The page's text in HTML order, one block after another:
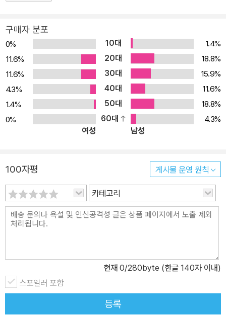
기술 흐름을 놓치지 않도록 구성된 것이 이 책의 가장 큰 장점이다. 》
셋, 혼자서도 끝까지 완주할 수 있는 풀패키지 학습 지원! 모든 예제는
최신 버전의 스프링 부트 3.5.0을 기준으로 작성되었고, 실습 소스는
한빛미디어 홈페이지와 깃허브를 통해 제공된다. 저자의 유튜브 강의
는 각 장별 실습 흐름을 상세히 설명해 주며, 실습 중 막히는 부분은
깃허브 Q&A에서 질문하고 해결할 수 있다. 혼자 공부하는 독자도 끝
까지 완주할 수 있도록 구성된 실습 가이드다. ▶ 예제 소스 및 강의:
https://github.com/wonderful-coding-life/hanbit-springbo
생활-d1r 》 넷, 자바 백엔드를 제대로 배우고 싶은 모든 초보 개발자
를 위한 책! 이 책은 스프링 부트를 처음 접하는 입문자, 실무 중심의
프로젝트를 경험하고 싶은 대학생과 취업 준비생, 자바 백엔드 개발
역량을 확장하고 싶은 현직 개발자 모두에게 유용하다. 이론보다는
실습을, 추상적인 개념보다는 실제 구현을 중심으로 구성된 이 책은,
구매자 분포
0% 10대
1.4%
11.6%
20대
18.8%
11.6%
30대
15.9%
4.3%
40대
11.6%
1.4%
50대
18.8%
0%
60대
4.3%
여성
남성
100자평 게시물 운영 원칙
카테고리
현재 0/280byte (한글 140자 이내)
스포일러 포함
등록